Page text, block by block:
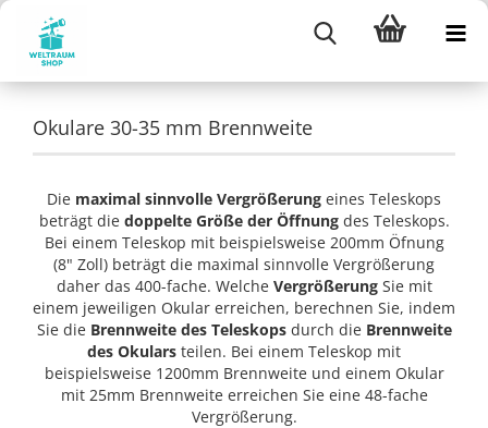
Okulare 30-35 mm Brennweite
Die maximal sinnvolle Vergrößerung eines Teleskops
beträgt die doppelte Größe der Öffnungdes Teleskops.
Bei einem Teleskop mit beispielsweise 200mm Öfnung
(8" Zoll) beträgt die maximal sinnvolle Vergrößerung
daher das 400-fache. Welche VergrößerungSie mit
einem jeweiligen Okular erreichen, berechnen Sie, indem
Sie die Brennweite des Teleskopsdurch die Brennweite
des Okulars teilen. Bei einem Teleskop mit
beispielsweise 1200mm Brennweite und einem Okular
mit 25mm Brennweite erreichen Sie eine 48-fache
Vergrößerung.